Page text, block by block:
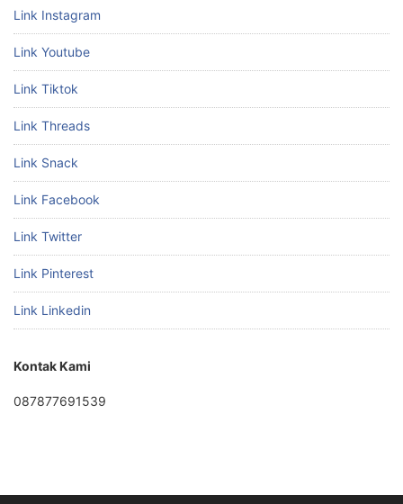
Link Instagram
Link Youtube
Link Tiktok
Link Threads
Link Snack
Link Facebook
Link Twitter
Link Pinterest
Link Linkedin
Kontak Kami
087877691539